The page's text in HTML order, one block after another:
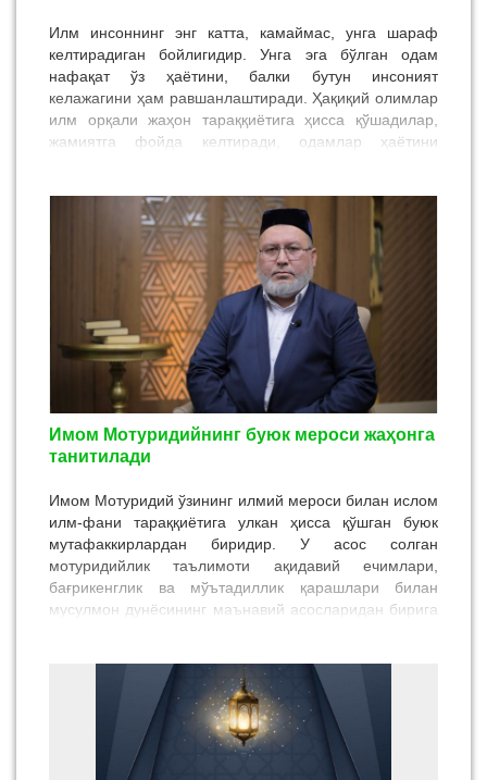
Илм инсоннинг энг катта, камаймас, унга шараф
келтирадиган бойлигидир. Унга эга бўлган одам
нафақат ўз ҳаётини, балки бутун инсоният
келажагини ҳам равшанлаштиради. Ҳақиқий олимлар
илм орқали жаҳон тараққиётига ҳисса қўшадилар,
жамиятга фойда келтиради, одамлар ҳаётини
Беруний, Ал-Хоразмий каби алломаларимиз дунё
тамаддунига мислсиз ҳисса қўшган ана шундай
аждодларимиздан. Улар бизга қолдириб кетган илмий
меросни қадрлашга, келажак авлодларга етказишга
бўлган эътибор эса, кишини тўлқинлантиради.
Имом Мотуридийнинг буюк мероси жаҳонга
танитилади
Имом Мотуридий ўзининг илмий мероси билан ислом
илм-фани тараққиётига улкан ҳисса қўшган буюк
мутафаккирлардан биридир. У асос солган
мотуридийлик таълимоти ақидавий ечимлари,
бағрикенглик ва мўътадиллик қарашлари билан
мусулмон дунёсининг маънавий асосларидан бирига
таваллудининг 1155 йиллигини кенг нишонлаш
тўғрисида"ги қарори Имом Мотуридийнинг улкан
меросини жаҳонга танитишда катта аҳамият касб